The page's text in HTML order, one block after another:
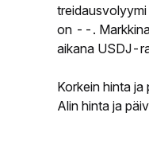
on --.
aikana USDJ-
Korkein hinta ja
Alin hinta ja